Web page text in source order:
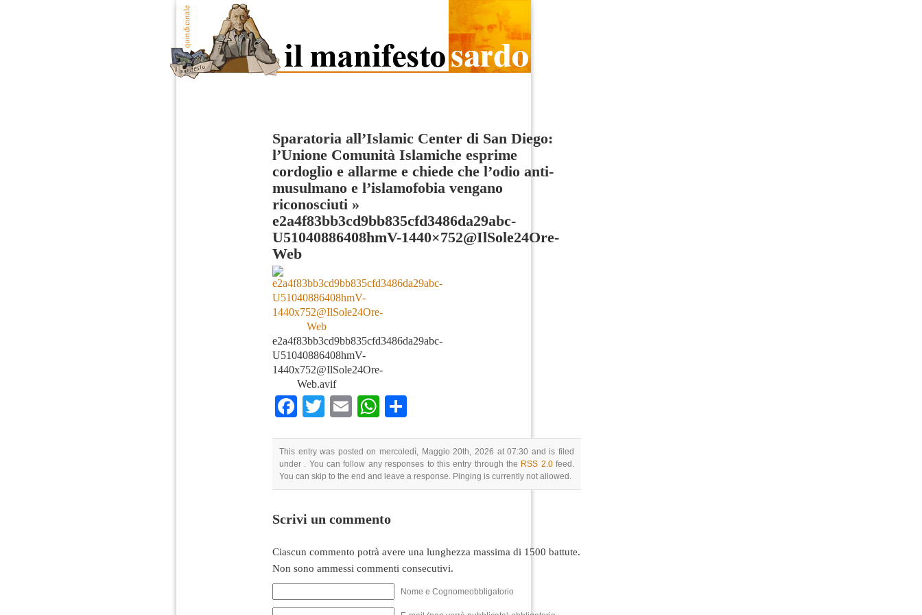
Sparatoria all’Islamic Center di San Diego:
l’Unione Comunità Islamiche esprime
cordoglio e allarme e chiede che l’odio anti-
musulmano e l’islamofobia vengano
riconosciuti »
e2a4f83bb3cd9bb835cfd3486da29abc-
U51040886408hmV-1440×752@IlSole24Ore-
Web
e2a4f83bb3cd9bb835cfd3486da29abc-
U51040886408hmV-
1440x752@IlSole24Ore-
Web.avif
Facebook
TwitterEmailWhatsApp
This entry was posted on mercoledì, Maggio 20th, 2026 at 07:30 and is filed
under . You can follow any responses to this entry through the RSS 2.0feed.
You can skip to the end and leave a response. Pinging is currently not allowed.
Scrivi un commento
Ciascun commento potrà avere una lunghezza massima di 1500 battute.
Non sono ammessi commenti consecutivi.
Nome e Cognomeobbligatorio